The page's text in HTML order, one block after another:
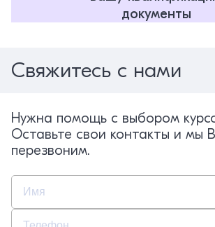
документы
Свяжитесь с нами
Нужна помощь с выбором
Оставьте свои контакты и мы
перезвоним.